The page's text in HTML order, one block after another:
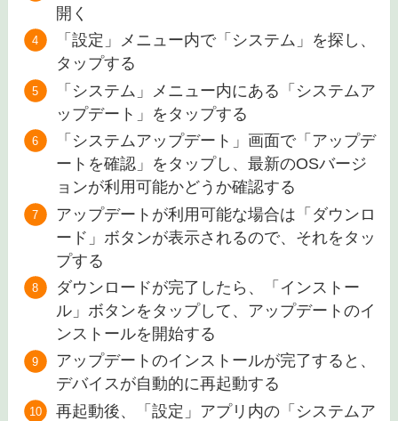
開く
「設定」メニュー内で「システム」を探し、
タップする
「システム」メニュー内にある「システムア
ップデート」をタップする
「システムアップデート」画面で「アップデ
ートを確認」をタップし、最新のOSバージ
ョンが利用可能かどうか確認する
アップデートが利用可能な場合は「ダウンロ
ード」ボタンが表示されるので、それをタッ
プする
ダウンロードが完了したら、「インストー
ル」ボタンをタップして、アップデートのイ
ンストールを開始する
アップデートのインストールが完了すると、
デバイスが自動的に再起動する
再起動後、「設定」アプリ内の「システムア